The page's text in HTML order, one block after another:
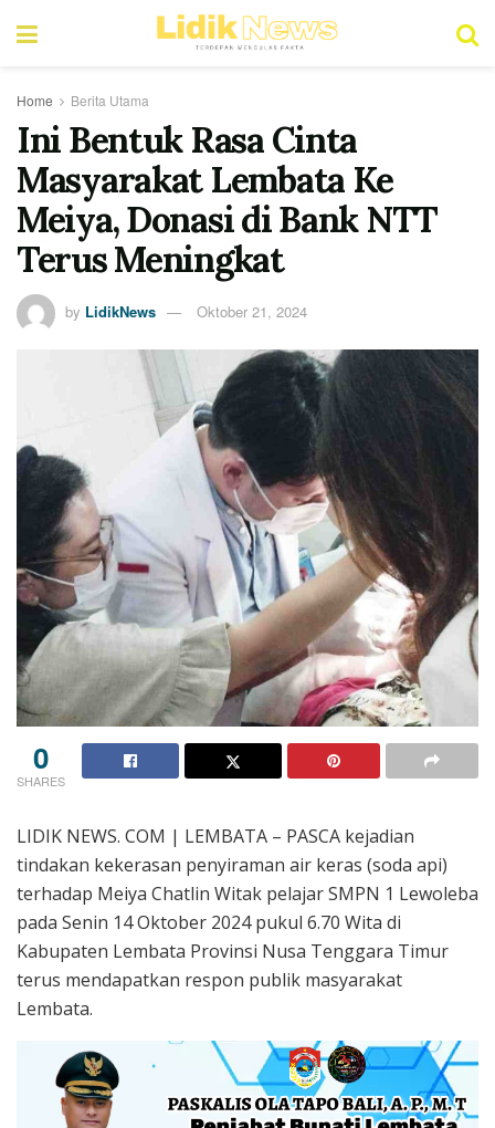
Home Berita Utama
Ini Bentuk Rasa Cinta
Masyarakat Lembata Ke
Meiya, Donasi di Bank NTT
Terus Meningkat
by LidikNews Oktober 21, 2024
0
SHARES
LIDIK NEWS. COM | LEMBATA – PASCA kejadian
tindakan kekerasan penyiraman air keras (soda api)
terhadap Meiya Chatlin Witak pelajar SMPN 1 Lewoleba
pada Senin 14 Oktober 2024 pukul 6.70 Wita di
Kabupaten Lembata Provinsi Nusa Tenggara Timur
terus mendapatkan respon publik masyarakat
Lembata.